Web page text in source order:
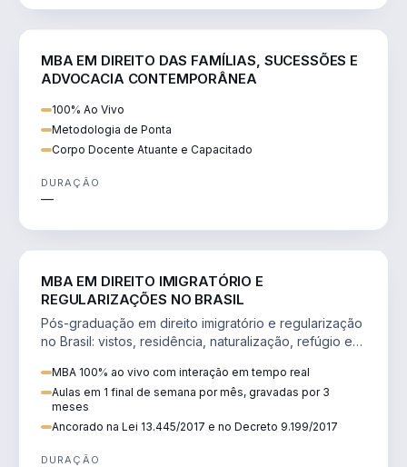
MBA EM DIREITO DAS FAMÍLIAS, SUCESSÕES E
ADVOCACIA CONTEMPORÂNEA
100% Ao Vivo
Metodologia de Ponta
Corpo Docente Atuante e Capacitado
DURAÇÃO
—
MBA EM DIREITO IMIGRATÓRIO E
REGULARIZAÇÕES NO BRASIL
Pós-graduação em direito imigratório e regularização
no Brasil: vistos, residência, naturalização, refúgio e
MBA 100% ao vivo com interação em tempo real
Aulas em 1 final de semana por mês, gravadas por 3
meses
Ancorado na Lei 13.445/2017 e no Decreto 9.199/2017
DURAÇÃO